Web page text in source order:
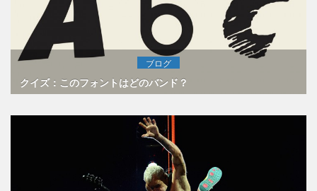
ブログ
クイズ：このフォントはどのバンド？